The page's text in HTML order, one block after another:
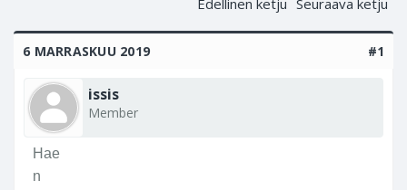
Edellinen ketju Seuraava ketju
6 MARRASKUU 2019 #1
issis
Member
Hae
n